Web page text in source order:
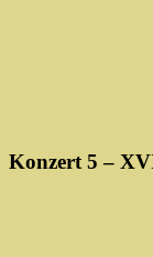
Konzert 5 –